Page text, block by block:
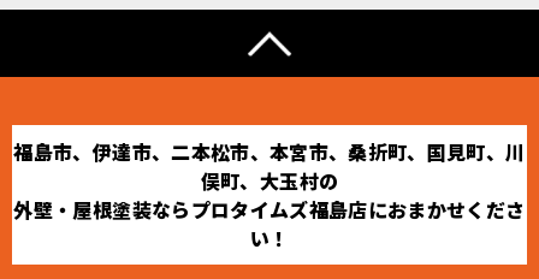
福島市、伊達市、二本松市、本宮市、桑折町、国見町、川
俣町、大玉村の
外壁・屋根塗装ならプロタイムズ福島店におまかせくださ
い！